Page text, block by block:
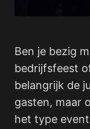
Ben je bezig
bedrijfsfeest
belangrijk de
gasten, maar
het type